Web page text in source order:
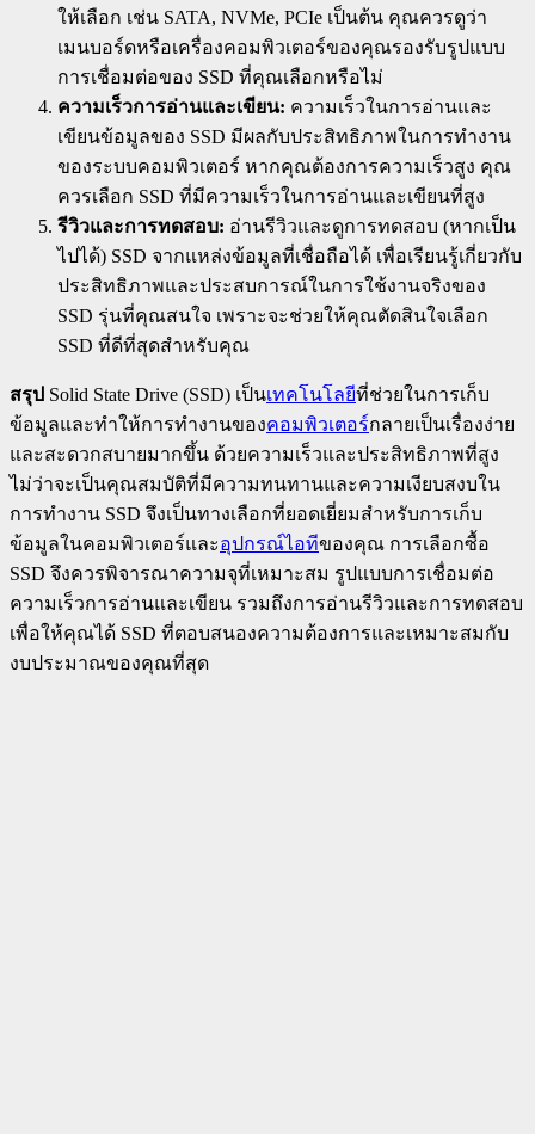
ให้เลือก เช่น SATA, NVMe, PCIe เป็นต้น คุณควรดูว่า
เมนบอร์ดหรือเครื่องคอมพิวเตอร์ของคุณรองรับรูปแบบ
การเชื่อมต่อของ SSD ที่คุณเลือกหรือไม่
ความเร็วการอ่านและเขียน: ความเร็วในการอ่านและ
เขียนข้อมูลของ SSD มีผลกับประสิทธิภาพในการทำงาน
ของระบบคอมพิวเตอร์ หากคุณต้องการความเร็วสูง คุณ
ควรเลือก SSD ที่มีความเร็วในการอ่านและเขียนที่สูง
รีวิวและการทดสอบ: อ่านรีวิวและดูการทดสอบ (หากเป็น
ไปได้) SSD จากแหล่งข้อมูลที่เชื่อถือได้ เพื่อเรียนรู้เกี่ยวกับ
ประสิทธิภาพและประสบการณ์ในการใช้งานจริงของ
SSD รุ่นที่คุณสนใจ เพราะจะช่วยให้คุณตัดสินใจเลือก
SSD ที่ดีที่สุดสำหรับคุณ
สรุป Solid State Drive (SSD) เป็นเทคโนโลยีที่ช่วยในการเก็บ
ข้อมูลและทำให้การทำงานของคอมพิวเตอร์กลายเป็นเรื่องง่าย
และสะดวกสบายมากขึ้น ด้วยความเร็วและประสิทธิภาพที่สูง
ไม่ว่าจะเป็นคุณสมบัติที่มีความทนทานและความเงียบสงบใน
การทำงาน SSD จึงเป็นทางเลือกที่ยอดเยี่ยมสำหรับการเก็บ
ข้อมูลในคอมพิวเตอร์และอุปกรณ์ไอทีของคุณ การเลือกซื้อ
SSD จึงควรพิจารณาความจุที่เหมาะสม รูปแบบการเชื่อมต่อ
ความเร็วการอ่านและเขียน รวมถึงการอ่านรีวิวและการทดสอบ
เพื่อให้คุณได้ SSD ที่ตอบสนองความต้องการและเหมาะสมกับ
งบประมาณของคุณที่สุด